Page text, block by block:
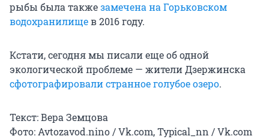
рыбы была такжезамечена на Горьковском
водохранилищев 2016 году.
Кстати, сегодня мы писали еще об одной
экологической проблеме — жители Дзержинска
сфотографировали странное голубое озеро.
Текст: Вера Земцова
Фото: Avtozavod.nino / Vk.com, Typical_nn / Vk.com